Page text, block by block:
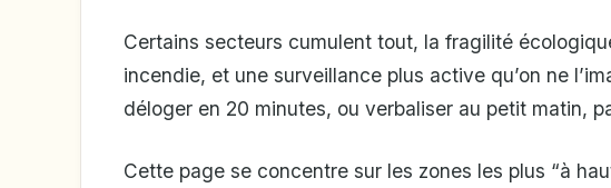
Certains secteurs cumulent tout, la fragilité
incendie, et une surveillance plus active qu’on ne
déloger en 20 minutes, ou verbaliser au petit matin,
Cette page se concentre sur les zones les plus “à